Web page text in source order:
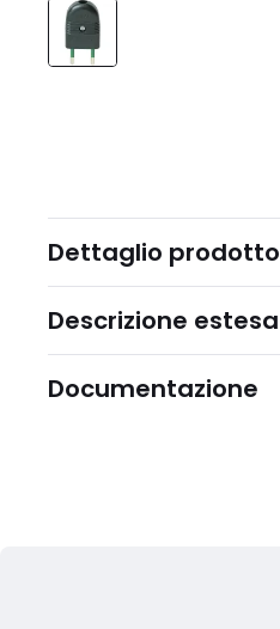
Dettaglio prodotto
Descrizione estesa
Documentazione